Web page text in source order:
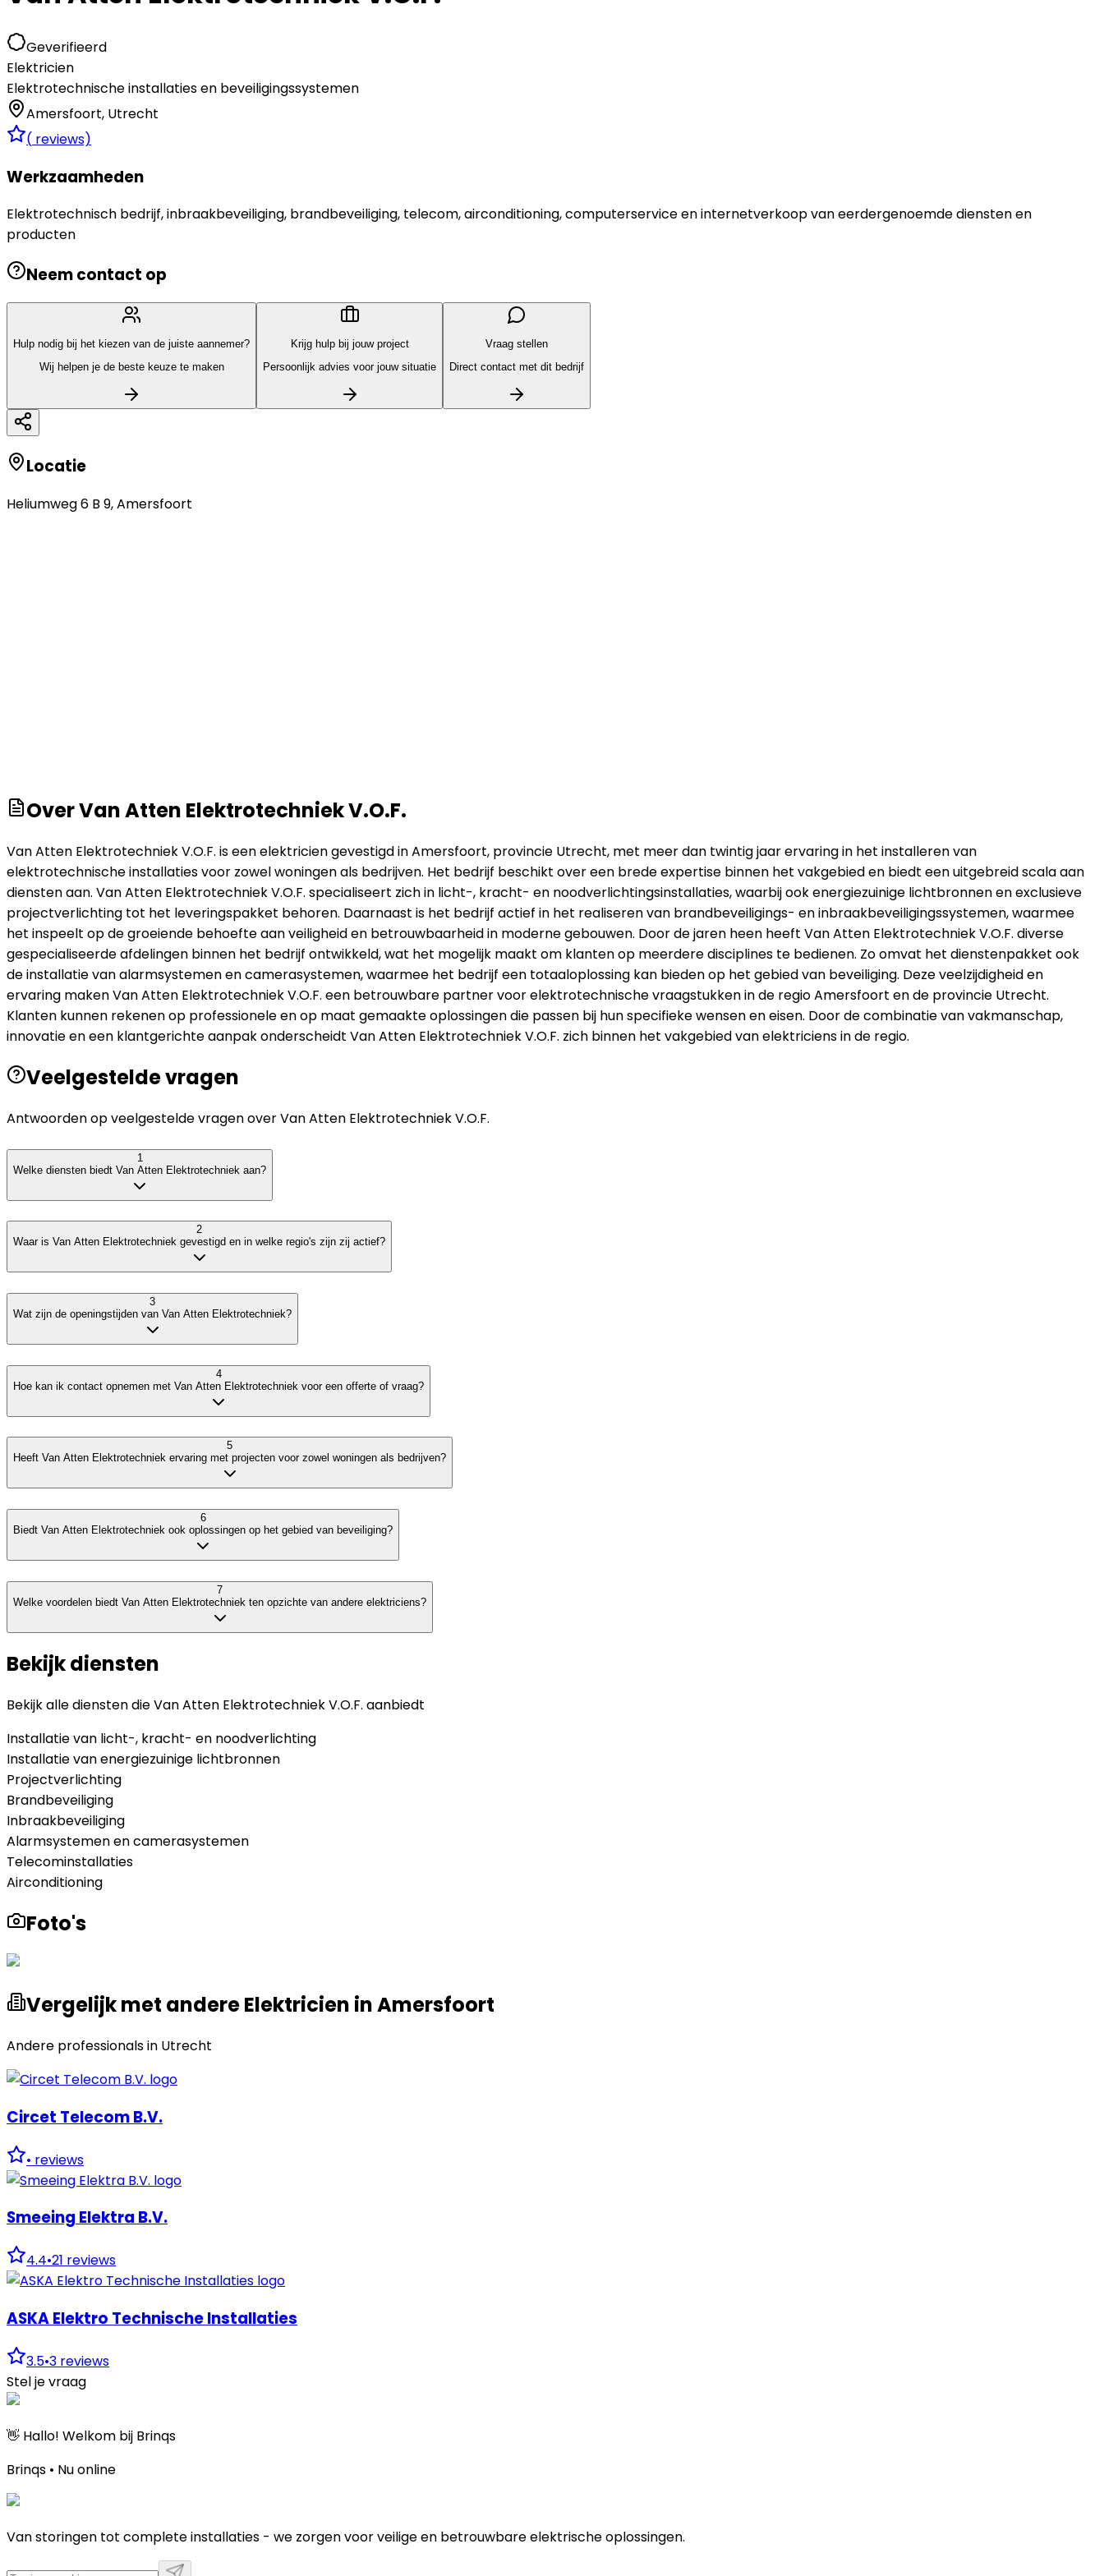
Geverifieerd
Elektricien
Elektrotechnische installaties en beveiligingssystemen
Amersfoort, Utrecht
( reviews)
Werkzaamheden
Elektrotechnisch bedrijf, inbraakbeveiliging, brandbeveiliging, telecom, airconditioning, computerservice en internetverkoop van eerdergenoemde diensten en
producten
Neem contact op
Hulp nodig bij het kiezen van de juiste aannemer?
Wij helpen je de beste keuze te maken
Krijg hulp bij jouw project
Persoonlijk advies voor jouw situatie
Vraag stellen
Direct contact met dit bedrijf
Locatie
Heliumweg 6 B 9,Amersfoort
OverVan Atten Elektrotechniek V.O.F.
Van Atten Elektrotechniek V.O.F. is een elektricien gevestigd in Amersfoort, provincie Utrecht, met meer dan twintig jaar ervaring in het installeren van
elektrotechnische installaties voor zowel woningen als bedrijven. Het bedrijf beschikt over een brede expertise binnen het vakgebied en biedt een uitgebreid scala aan
diensten aan. Van Atten Elektrotechniek V.O.F. specialiseert zich in licht-, kracht- en noodverlichtingsinstallaties, waarbij ook energiezuinige lichtbronnen en exclusieve
projectverlichting tot het leveringspakket behoren. Daarnaast is het bedrijf actief in het realiseren van brandbeveiligings- en inbraakbeveiligingssystemen, waarmee
het inspeelt op de groeiende behoefte aan veiligheid en betrouwbaarheid in moderne gebouwen. Door de jaren heen heeft Van Atten Elektrotechniek V.O.F. diverse
gespecialiseerde afdelingen binnen het bedrijf ontwikkeld, wat het mogelijk maakt om klanten op meerdere disciplines te bedienen. Zo omvat het dienstenpakket ook
de installatie van alarmsystemen en camerasystemen, waarmee het bedrijf een totaaloplossing kan bieden op het gebied van beveiliging. Deze veelzijdigheid en
ervaring maken Van Atten Elektrotechniek V.O.F. een betrouwbare partner voor elektrotechnische vraagstukken in de regio Amersfoort en de provincie Utrecht.
Klanten kunnen rekenen op professionele en op maat gemaakte oplossingen die passen bij hun specifieke wensen en eisen. Door de combinatie van vakmanschap,
innovatie en een klantgerichte aanpak onderscheidt Van Atten Elektrotechniek V.O.F. zich binnen het vakgebied van elektriciens in de regio.
Veelgestelde vragen
Antwoorden op veelgestelde vragen overVan Atten Elektrotechniek V.O.F.
1
Welke diensten biedt Van Atten Elektrotechniek aan?
2
Waar is Van Atten Elektrotechniek gevestigd en in welke regio's zijn zij actief?
3
Wat zijn de openingstijden van Van Atten Elektrotechniek?
4
Hoe kan ik contact opnemen met Van Atten Elektrotechniek voor een offerte of vraag?
5
Heeft Van Atten Elektrotechniek ervaring met projecten voor zowel woningen als bedrijven?
6
Biedt Van Atten Elektrotechniek ook oplossingen op het gebied van beveiliging?
7
Welke voordelen biedt Van Atten Elektrotechniek ten opzichte van andere elektriciens?
Bekijk diensten
Bekijk alle diensten dieVan Atten Elektrotechniek V.O.F. aanbiedt
Installatie van licht-, kracht- en noodverlichting
Installatie van energiezuinige lichtbronnen
Projectverlichting
Brandbeveiliging
Inbraakbeveiliging
Alarmsystemen en camerasystemen
Telecominstallaties
Airconditioning
Foto's
Vergelijk met andere Elektricien in Amersfoort
Andere professionals in Utrecht
Circet Telecom B.V.
• reviews
Smeeing Elektra B.V.
4.4•21 reviews
ASKA Elektro Technische Installaties
3.5•3 reviews
Stel je vraag
👋 Hallo! Welkom bij Brinqs
Brinqs • Nu online
Van storingen tot complete installaties - we zorgen voor veilige en betrouwbare elektrische oplossingen.